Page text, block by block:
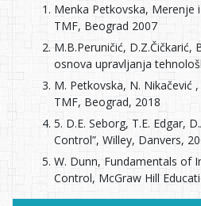
Menka Petkovska, Merenje
TMF, Beograd 2007
M.B.Peruničić, D.Z.Čičkarić,
osnova upravljanja
M. Petkovska, N. Nikačević
TMF, Beograd, 2018
5. D.E. Seborg, T.E. Edgar,
Control”, Willey, Danvers,
W. Dunn, Fundamentals of
Control, McGraw Hill